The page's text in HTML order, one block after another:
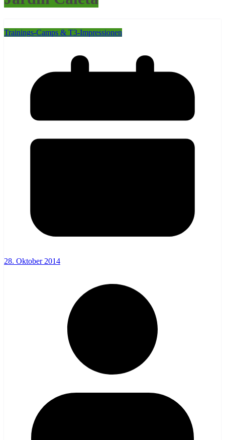
Trainings-Camps & T3-Impressionen
28. Oktober 2014